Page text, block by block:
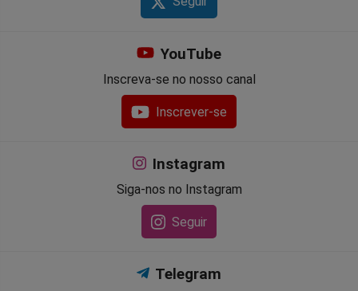
YouTube
Inscreva-se no nosso canal
Inscrever-se
Instagram
Siga-nos no Instagram
Seguir
Telegram